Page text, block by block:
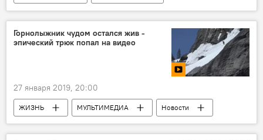
Колумнисты
Новости Экономика
Горнолыжник чудом остался жив -
эпический трюк попал на видео
27 января 2019, 20:00
ЖИЗНЬ МУЛЬТИМЕДИА
Новости
Новости мира
Видео